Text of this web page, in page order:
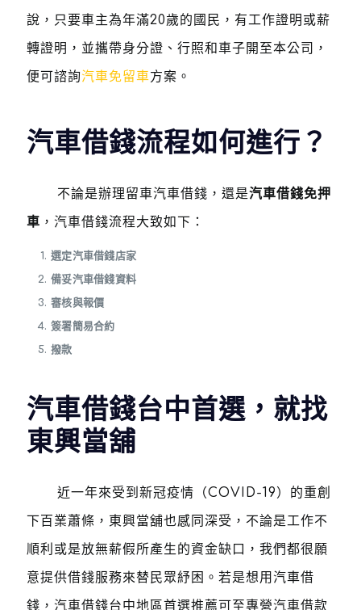
說，只要車主為年滿20歲的國民，有工作證明或薪
轉證明，並攜帶身分證、行照和車子開至本公司，
便可諮詢汽車免留車方案。
汽車借錢流程如何進行？
不論是辦理留車汽車借錢，還是汽車借錢免押
車 ，汽車借錢流程大致如下：
選定汽車借錢店家
備妥汽車借錢資料
審核與報價
簽署簡易合約
撥款
汽車借錢台中首選，就找
東興當舖
近一年來受到新冠疫情（COVID-19）的重創
下百業蕭條，東興當舖也感同深受，不論是工作不
順利或是放無薪假所產生的資金缺口，我們都很願
意提供借錢服務來替民眾紓困。若是想用汽車借
錢，汽車借錢台中地區首選推薦可至專營汽車借款